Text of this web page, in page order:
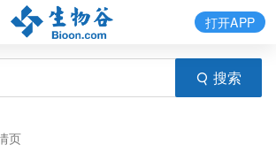
搜索
打开APP
页